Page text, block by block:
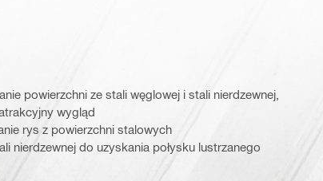
powierzchni ze stali węglowej i stali nierdzewnej,
wygląd
rys z powierzchni stalowych
nierdzewnej do uzyskania połysku lustrzanego